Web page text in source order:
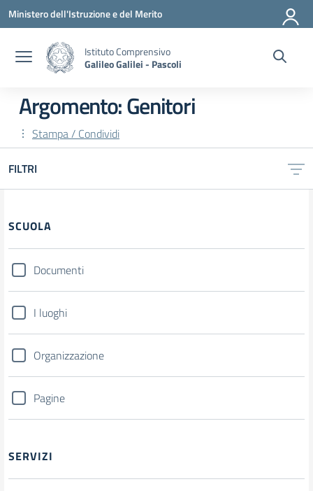
Vai ai contenuti
Vai al menu di navigazione
Vai al footer
Ministero dell'Istruzione e del Merito
Istituto Comprensivo
Galileo Galilei - Pascoli
Argomento: Genitori
Stampa / Condividi
FILTRI
SCUOLA
Documenti
I luoghi
Organizzazione
Pagine
SERVIZI